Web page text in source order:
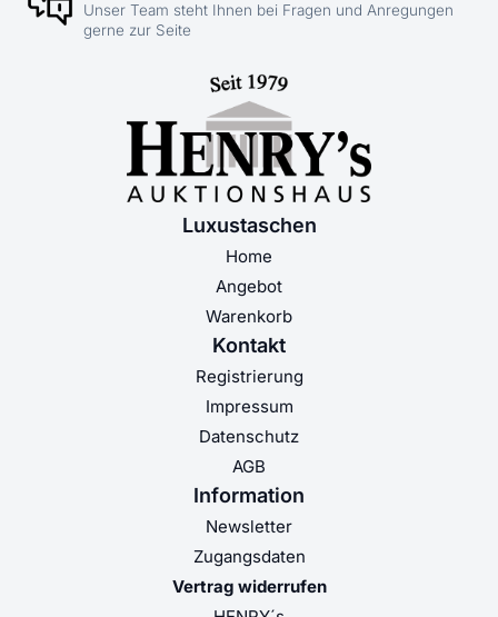
Unser Team steht Ihnen bei Fragen und Anregungen
gerne zur Seite
Luxustaschen
Home
Angebot
Warenkorb
Kontakt
Registrierung
Impressum
Datenschutz
AGB
Information
Newsletter
Zugangsdaten
Vertrag widerrufen